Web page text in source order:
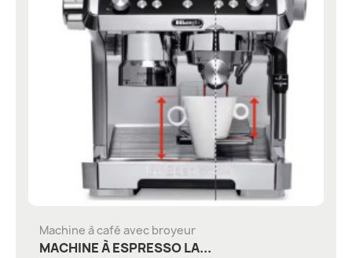
Machine à café avec broyeur
MACHINE À ESPRESSO LA...